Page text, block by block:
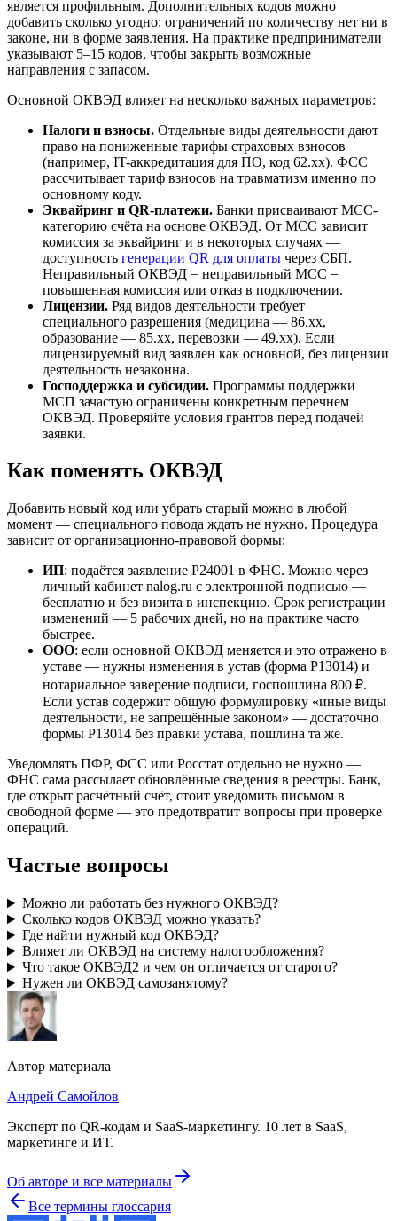
является профильным. Дополнительных кодов можно
добавить сколько угодно: ограничений по количеству нет ни в
законе, ни в форме заявления. На практике предприниматели
указывают 5–15 кодов, чтобы закрыть возможные
направления с запасом.
Основной ОКВЭД влияет на несколько важных параметров:
Налоги и взносы. Отдельные виды деятельности дают
право на пониженные тарифы страховых взносов
(например, IT-аккредитация для ПО, код 62.xx). ФСС
рассчитывает тариф взносов на травматизм именно по
основному коду.
Эквайринг и QR-платежи. Банки присваивают MCC-
категорию счёта на основе ОКВЭД. От MCC зависит
комиссия за эквайринг и в некоторых случаях —
доступность генерации QR для оплаты через СБП.
Неправильный ОКВЭД = неправильный MCC =
повышенная комиссия или отказ в подключении.
Лицензии. Ряд видов деятельности требует
специального разрешения (медицина — 86.xx,
образование — 85.xx, перевозки — 49.xx). Если
лицензируемый вид заявлен как основной, без лицензии
деятельность незаконна.
Господдержка и субсидии. Программы поддержки
МСП зачастую ограничены конкретным перечнем
ОКВЭД. Проверяйте условия грантов перед подачей
заявки.
Как поменять ОКВЭД
Добавить новый код или убрать старый можно в любой
момент — специального повода ждать не нужно. Процедура
зависит от организационно-правовой формы:
ИП: подаётся заявление Р24001 в ФНС. Можно через
личный кабинет nalog.ru с электронной подписью —
бесплатно и без визита в инспекцию. Срок регистрации
изменений — 5 рабочих дней, но на практике часто
быстрее.
ООО: если основной ОКВЭД меняется и это отражено в
уставе — нужны изменения в устав (форма Р13014) и
нотариальное заверение подписи, госпошлина 800 ₽.
Если устав содержит общую формулировку «иные виды
деятельности, не запрещённые законом» — достаточно
формы Р13014 без правки устава, пошлина та же.
Уведомлять ПФР, ФСС или Росстат отдельно не нужно —
ФНС сама рассылает обновлённые сведения в реестры. Банк,
где открыт расчётный счёт, стоит уведомить письмом в
свободной форме — это предотвратит вопросы при проверке
операций.
Частые вопросы
Можно ли работать без нужного ОКВЭД?
Сколько кодов ОКВЭД можно указать?
Где найти нужный код ОКВЭД?
Влияет ли ОКВЭД на систему налогообложения?
Что такое ОКВЭД2 и чем он отличается от старого?
Нужен ли ОКВЭД самозанятому?
Автор материала
Андрей Самойлов
Эксперт по QR-кодам и SaaS-маркетингу. 10 лет в SaaS,
маркетинге и ИТ.
Об авторе и все материалы
Все термины глоссария